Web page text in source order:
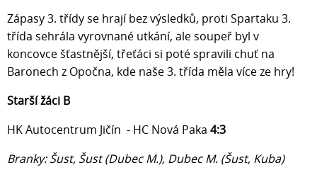
Zápasy 3. třídy se hrají bez výsledků, proti Spartaku 3.
třída sehrála vyrovnané utkání, ale soupeř byl v
koncovce šťastnější, třeťáci si poté spravili chuť na
Baronech z Opočna, kde naše 3. třída měla více ze hry!
Starší žáci B
HK Autocentrum Jičín - HC Nová Paka 4:3
Branky: Šust, Šust (Dubec M.), Dubec M. (Šust, Kuba)